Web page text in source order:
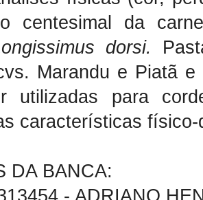
centesimal da
dorsi.
Marandu e Piatã
utilizadas para
características
DA BANCA:
- ADRIANO